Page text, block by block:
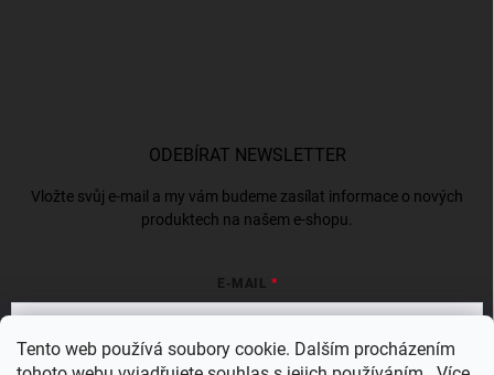
Tento web používá soubory cookie. Dalším procházením
ODEBÍRAT NEWSLETTER
Vložte svůj e-mail a my vám budeme zasílat informace o nových
produktech na našem e-shopu.
E-MAIL